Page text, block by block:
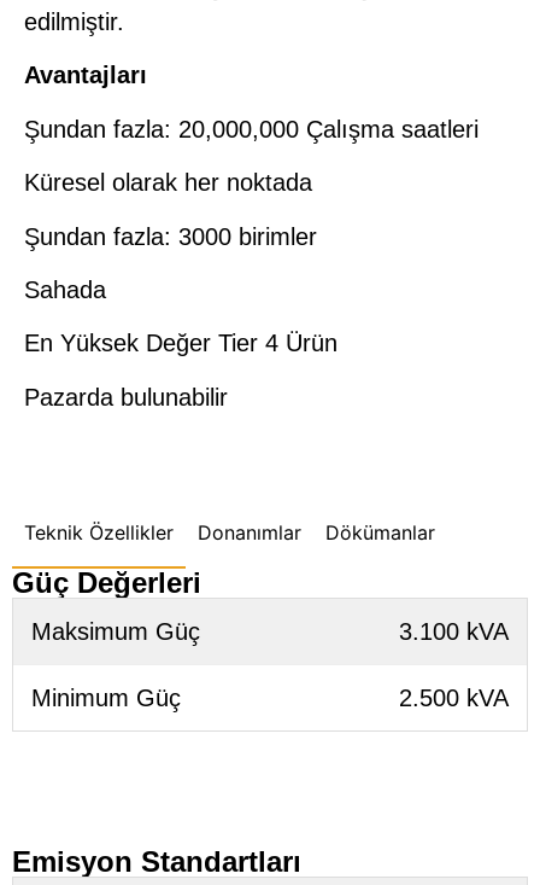
edilmiştir.
Avantajları
Şundan fazla: 20,000,000 Çalışma saatleri
Küresel olarak her noktada
Şundan fazla: 3000 birimler
Sahada
En Yüksek Değer Tier 4 Ürün
Pazarda bulunabilir
Teknik Özellikler Donanımlar Dökümanlar
Güç Değerleri
Maksimum Güç 3.100 kVA
Minimum Güç 2.500 kVA
Emisyon Standartları